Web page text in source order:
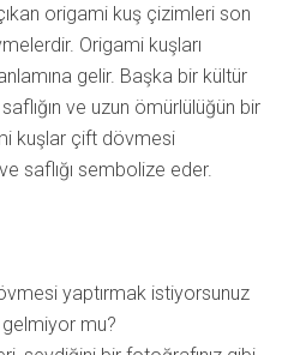
origami kuş çizimleri son
Origami kuşları
gelir. Başka bir kültür
ve uzun ömürlülüğün bir
kuşlar çift dövmesi
saflığı sembolize eder.
yaptırmak istiyorsunuz
mu?